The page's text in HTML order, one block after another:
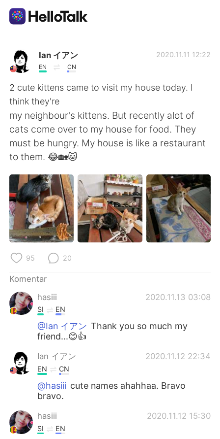
AI Grammar Checker
Indonesia
English 简体中文
繁體中文 Español
العربية Français
Deutsch 日本語
Türkçe
Português
Ian イアン
EN CN
2020.11.11 12:22
2 cute kittens came to visit my house today. I
think they're
my neighbour's kittens. But recently alot of
cats come over to my house for food. They
must be hungry. My house is like a restaurant
to them. 😂🏡🐱
95 20
Komentar
hasiii
2020.11.13 03:08
SI EN
@Ian イアン Thank you so much my
friend...😊👍
Ian イアン 2020.11.12 22:34
EN CN
@hasiii cute names ahahhaa. Bravo
bravo.
hasiii 2020.11.12 15:30
SI EN